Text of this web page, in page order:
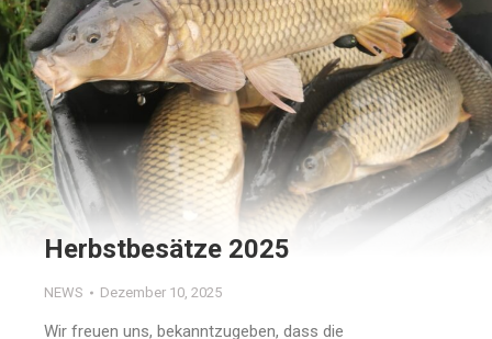
Herbstbesätze 2025
NEWS Dezember 10, 2025
Wir freuen uns, bekanntzugeben, dass die